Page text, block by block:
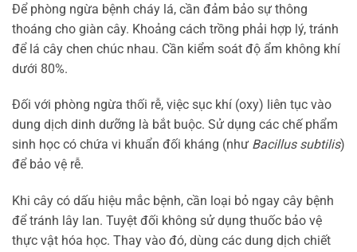
Để phòng ngừa bệnh cháy lá, cần đảm bảo sự thông
thoáng cho giàn cây. Khoảng cách trồng phải hợp lý, tránh
để lá cây chen chúc nhau. Cần kiểm soát độ ẩm không khí
dưới 80%.
Đối với phòng ngừa thối rễ, việc sục khí (oxy) liên tục vào
dung dịch dinh dưỡng là bắt buộc. Sử dụng các chế phẩm
sinh học có chứa vi khuẩn đối kháng (như Bacillus subtilis)
để bảo vệ rễ.
Khi cây có dấu hiệu mắc bệnh, cần loại bỏ ngay cây bệnh
để tránh lây lan. Tuyệt đối không sử dụng thuốc bảo vệ
thực vật hóa học. Thay vào đó, dùng các dung dịch chiết